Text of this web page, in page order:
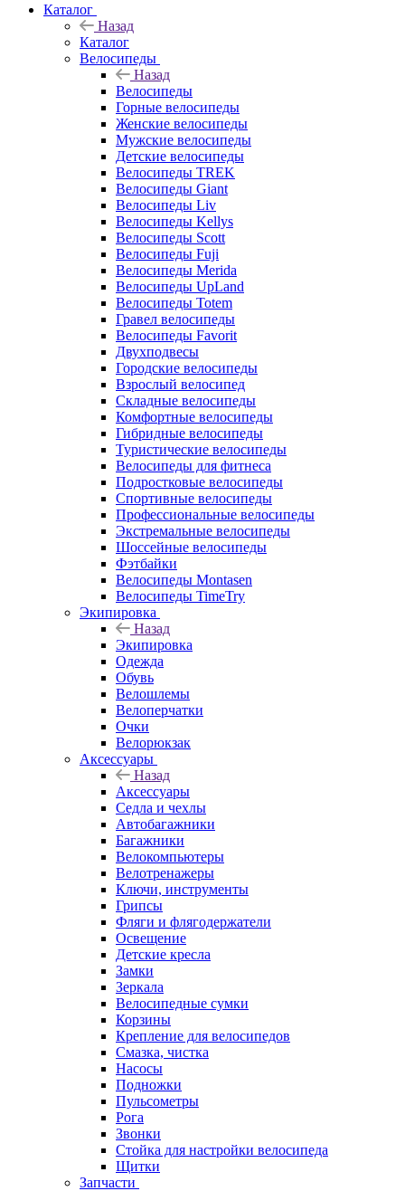
Каталог
Назад
Каталог
Велосипеды
Назад
Велосипеды
Горные велосипеды
Женские велосипеды
Мужские велосипеды
Детские велосипеды
Велосипеды TREK
Велосипеды Giant
Велосипеды Liv
Велосипеды Kellys
Велосипеды Scott
Велосипеды Fuji
Велосипеды Merida
Велосипеды UpLand
Велосипеды Totem
Гравел велосипеды
Велосипеды Favorit
Двухподвесы
Городские велосипеды
Взрослый велосипед
Складные велосипеды
Комфортные велосипеды
Гибридные велосипеды
Туристические велосипеды
Велосипеды для фитнеса
Подростковые велосипеды
Спортивные велосипеды
Профессиональные велосипеды
Экстремальные велосипеды
Шоссейные велосипеды
Фэтбайки
Велосипеды Montasen
Велосипеды TimeTry
Экипировка
Назад
Экипировка
Одежда
Обувь
Велошлемы
Велоперчатки
Очки
Велорюкзак
Аксессуары
Назад
Аксессуары
Седла и чехлы
Автобагажники
Багажники
Велокомпьютеры
Велотренажеры
Ключи, инструменты
Грипсы
Фляги и флягодержатели
Освещение
Детские кресла
Замки
Зеркала
Велосипедные сумки
Корзины
Крепление для велосипедов
Смазка, чистка
Насосы
Подножки
Пульсометры
Рога
Звонки
Стойка для настройки велосипеда
Щитки
Запчасти